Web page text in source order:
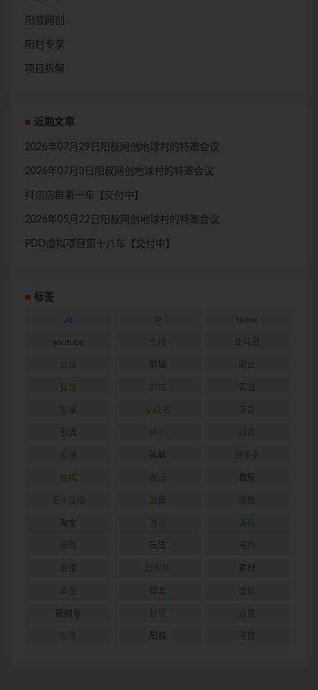
阳叔网创
阳村专享
项目拆解
近期文章
2026年07月29日阳叔网创地球村的特邀会议
2026年07月3日阳叔网创地球村的特邀会议
抖店店群第一车【交付中】
2026年05月22日阳叔网创地球村的特邀会议
PDD虚拟项目第十八车【交付中】
标签
AI IP tiktok
youtube 亚马逊
剪辑 副业
变现 实战
小红书 带货
引流 抖音
拆解 拼多多
挂机 教程
流量 涨粉
淘宝 源码
玩法 电商
直播 素材
脚本 虚拟
视频号 运营
阳叔 零撸